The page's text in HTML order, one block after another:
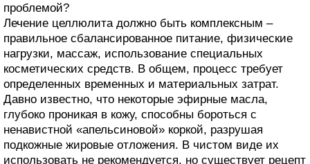
проблемой?
Лечение целлюлита должно быть комплексным –
правильное сбалансированное питание, физические
нагрузки, массаж, использование специальных
косметических средств. В общем, процесс требует
определенных временных и материальных затрат.
Давно известно, что некоторые эфирные масла,
глубоко проникая в кожу, способны бороться с
ненавистной «апельсиновой» коркой, разрушая
подкожные жировые отложения. В чистом виде их
использовать не рекомендуется, но существует рецепт